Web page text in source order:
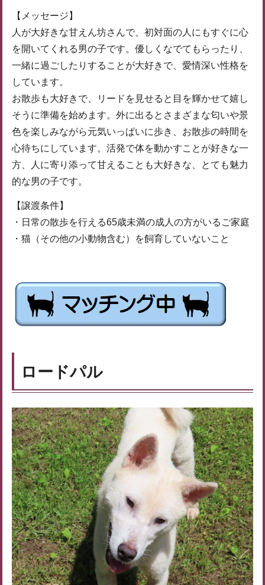
【メッセージ】
人が大好きな甘えん坊さんで、初対面の人にもすぐに心
を開いてくれる男の子です。優しくなでてもらったり、
一緒に過ごしたりすることが大好きで、愛情深い性格を
しています。
お散歩も大好きで、リードを見せると目を輝かせて嬉し
そうに準備を始めます。外に出るとさまざまな匂いや景
色を楽しみながら元気いっぱいに歩き、お散歩の時間を
心待ちにしています。活発で体を動かすことが好きな一
方、人に寄り添って甘えることも大好きな、とても魅力
的な男の子です。
【譲渡条件】
・日常の散歩を行える65歳未満の成人の方がいるご家庭
・猫（その他の小動物含む）を飼育していないこと
ロードパル